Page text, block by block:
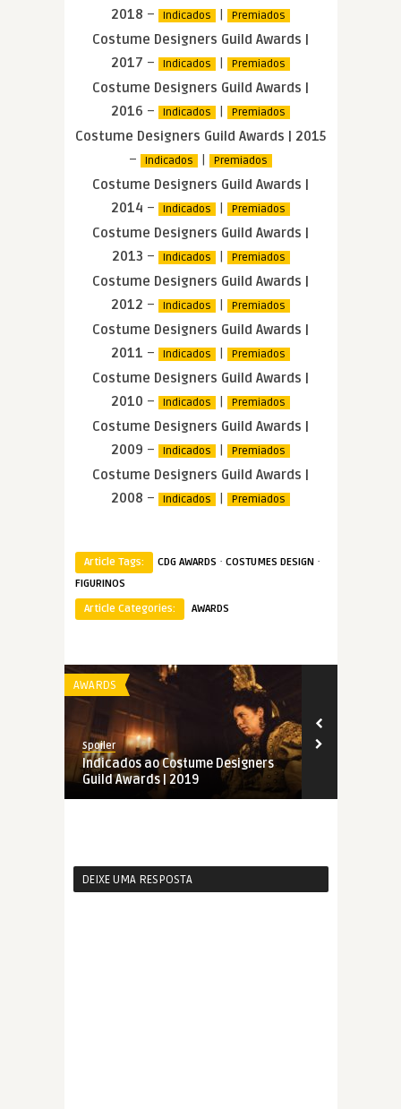
2018 – Indicados | Premiados
Costume Designers Guild Awards |
2017 – Indicados | Premiados
Costume Designers Guild Awards |
2016 – Indicados | Premiados
Costume Designers Guild Awards | 2015
–
Indicados | Premiados
Costume Designers Guild Awards |
2014 – Indicados | Premiados
Costume Designers Guild Awards |
2013 – Indicados | Premiados
Costume Designers Guild Awards |
2012 – Indicados | Premiados
Costume Designers Guild Awards |
2011 – Indicados | Premiados
Costume Designers Guild Awards |
2010 – Indicados | Premiados
Costume Designers Guild Awards |
2009 – Indicados | Premiados
Costume Designers Guild Awards |
2008 – Indicados | Premiados
Article Tags: CDG AWARDS · COSTUMES DESIGN ·
FIGURINOS
Article Categories:
AWARDS
AWARDS
Spoiler
Indicados ao Costume Designers
Guild Awards | 2019
DEIXE UMA RESPOSTA